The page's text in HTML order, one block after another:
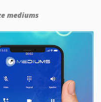
mediums